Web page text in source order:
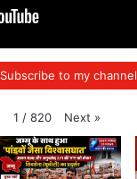
Subscribe to my channel
1 / 820 Next »